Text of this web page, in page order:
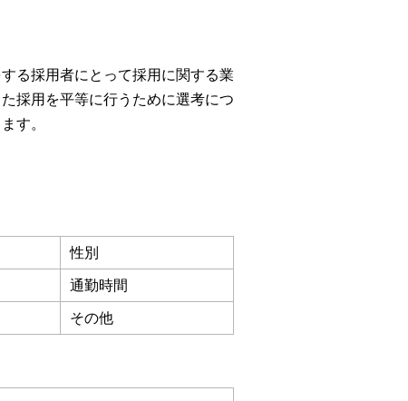
る採用者にとって採用に関する業
採用を平等に行うために選考につ
す。
性別
通勤時間
その他